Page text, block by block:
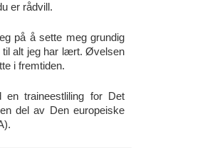
er rådvill.
på å sette meg grundig
til alt jeg har lært. Øvelsen
i fremtiden.
traineestliling for Det
del av Den europeiske